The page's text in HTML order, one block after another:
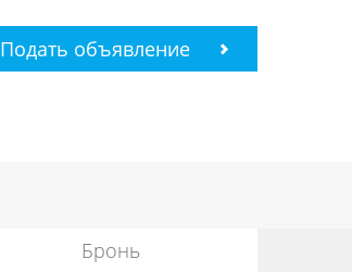
Подать объявление
Бронь